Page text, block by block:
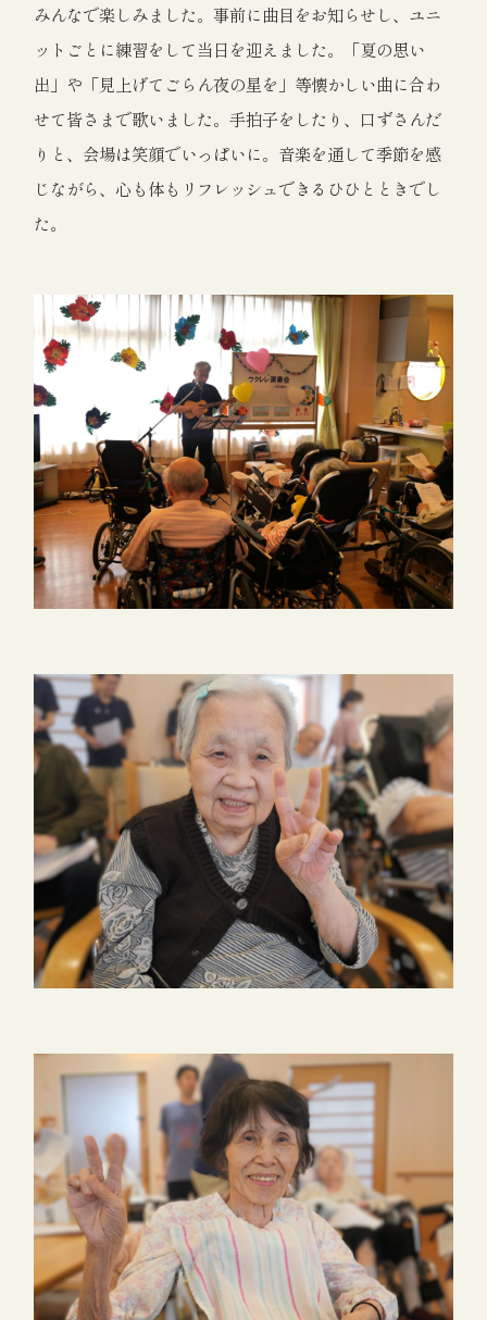
みんなで楽しみました。事前に曲目をお知らせし、ユニ
ットごとに練習をして当日を迎えました。「夏の思い
出」や「見上げてごらん夜の星を」等懐かしい曲に合わ
せて皆さまで歌いました。手拍子をしたり、口ずさんだ
りと、会場は笑顔でいっぱいに。音楽を通して季節を感
じながら、心も体もリフレッシュできるひひとときでし
た。